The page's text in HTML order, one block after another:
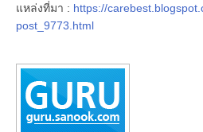
แหล่งที่มา : https://
post_9773.html